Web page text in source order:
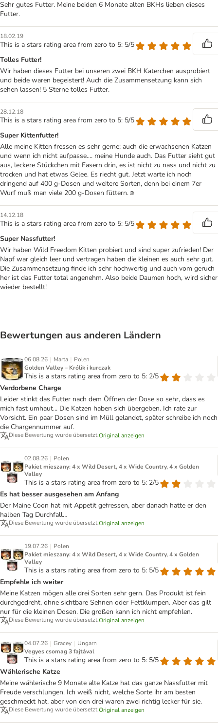
Sehr gutes Futter. Meine beiden 6 Monate alten BKHs lieben dieses
Futter.
18.02.19
This is a stars rating area from zero to 5: 5/5
Tolles Futter!
Wir haben dieses Futter bei unseren zwei BKH Katerchen ausprobiert
und beide waren begeistert! Auch die Zusammensetzung kann sich
sehen lassen! 5 Sterne tolles Futter.
28.12.18
This is a stars rating area from zero to 5: 5/5
Super Kittenfutter!
Alle meine Kitten fressen es sehr gerne; auch die erwachsenen Katzen
und wenn ich nicht aufpasse.... meine Hunde auch. Das Futter sieht gut
aus, leckere Stückchen mit Fasern drin, es ist nicht zu nass und nicht zu
trocken und hat etwas Gelee. Es riecht gut. Jetzt warte ich noch
dringend auf 400 g-Dosen und weitere Sorten, denn bei einem 7er
Wurf muß man viele 200 g-Dosen füttern.☺️
14.12.18
This is a stars rating area from zero to 5: 5/5
Super Nassfutter!
Wir haben Wild Freedom Kitten probiert und sind super zufrieden! Der
Napf war gleich leer und vertragen haben die kleinen es auch sehr gut.
Die Zusammensetzung finde ich sehr hochwertig und auch vom geruch
her ist das Futter total angenehm. Also beide Daumen hoch, wird sicher
wieder bestellt!
Bewertungen aus anderen Ländern
06.08.26 | Marta | Polen
Golden Valley – Królik i kurczak
This is a stars rating area from zero to 5: 2/5
Verdorbene Charge
Leider stinkt das Futter nach dem Öffnen der Dose so sehr, dass es
mich fast umhaut... Die Katzen haben sich übergeben. Ich rate zur
Vorsicht. Ein paar Dosen sind im Müll gelandet, später schreibe ich noch
die Chargennummer auf.
Diese Bewertung wurde übersetzt.Original anzeigen
02.08.26 | Polen
Pakiet mieszany: 4 x Wild Desert, 4 x Wide Country, 4 x Golden
Valley
This is a stars rating area from zero to 5: 2/5
Es hat besser ausgesehen am Anfang
Der Maine Coon hat mit Appetit gefressen, aber danach hatte er den
halben Tag Durchfall…
Diese Bewertung wurde übersetzt.Original anzeigen
19.07.26 | Polen
Pakiet mieszany: 4 x Wild Desert, 4 x Wide Country, 4 x Golden
Valley
This is a stars rating area from zero to 5: 5/5
Empfehle ich weiter
Meine Katzen mögen alle drei Sorten sehr gern. Das Produkt ist fein
durchgedreht, ohne sichtbare Sehnen oder Fettklumpen. Aber das gilt
nur für die kleinen Dosen. Die großen kann ich nicht empfehlen.
Diese Bewertung wurde übersetzt.Original anzeigen
04.07.26 | Gracey | Ungarn
Vegyes csomag 3 fajtával
This is a stars rating area from zero to 5: 5/5
Wählerische Katze
Meine wählerische 9 Monate alte Katze hat das ganze Nassfutter mit
Freude verschlungen. Ich weiß nicht, welche Sorte ihr am besten
geschmeckt hat, aber von den drei waren zwei richtig lecker für sie.
Diese Bewertung wurde übersetzt.Original anzeigen